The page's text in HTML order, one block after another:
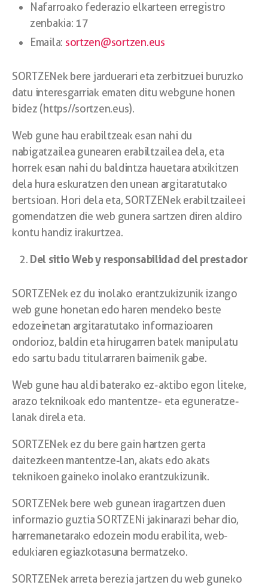
Nafarroako federazio elkarteen erregistro
zenbakia: 17
Emaila: sortzen@sortzen.eus
SORTZENek bere jarduerari eta zerbitzuei buruzko
datu interesgarriak ematen ditu webgune honen
bidez (https//sortzen.eus).
Web gune hau erabiltzeak esan nahi du
nabigatzailea gunearen erabiltzailea dela, eta
horrek esan nahi du baldintza hauetara atxikitzen
dela hura eskuratzen den unean argitaratutako
bertsioan. Hori dela eta, SORTZENek erabiltzaileei
gomendatzen die web gunera sartzen diren aldiro
kontu handiz irakurtzea.
Del sitio Web y responsabilidad del prestador
SORTZENek ez du inolako erantzukizunik izango
web gune honetan edo haren mendeko beste
edozeinetan argitaratutako informazioaren
ondorioz, baldin eta hirugarren batek manipulatu
edo sartu badu titularraren baimenik gabe.
Web gune hau aldi baterako ez-aktibo egon liteke,
arazo teknikoak edo mantentze- eta eguneratze-
lanak direla eta.
SORTZENek ez du bere gain hartzen gerta
daitezkeen mantentze-lan, akats edo akats
teknikoen gaineko inolako erantzukizunik.
SORTZENek bere web gunean iragartzen duen
informazio guztia SORTZENi jakinarazi behar dio,
harremanetarako edozein modu erabilita, web-
edukiaren egiazkotasuna bermatzeko.
SORTZENek arreta berezia jartzen du web guneko